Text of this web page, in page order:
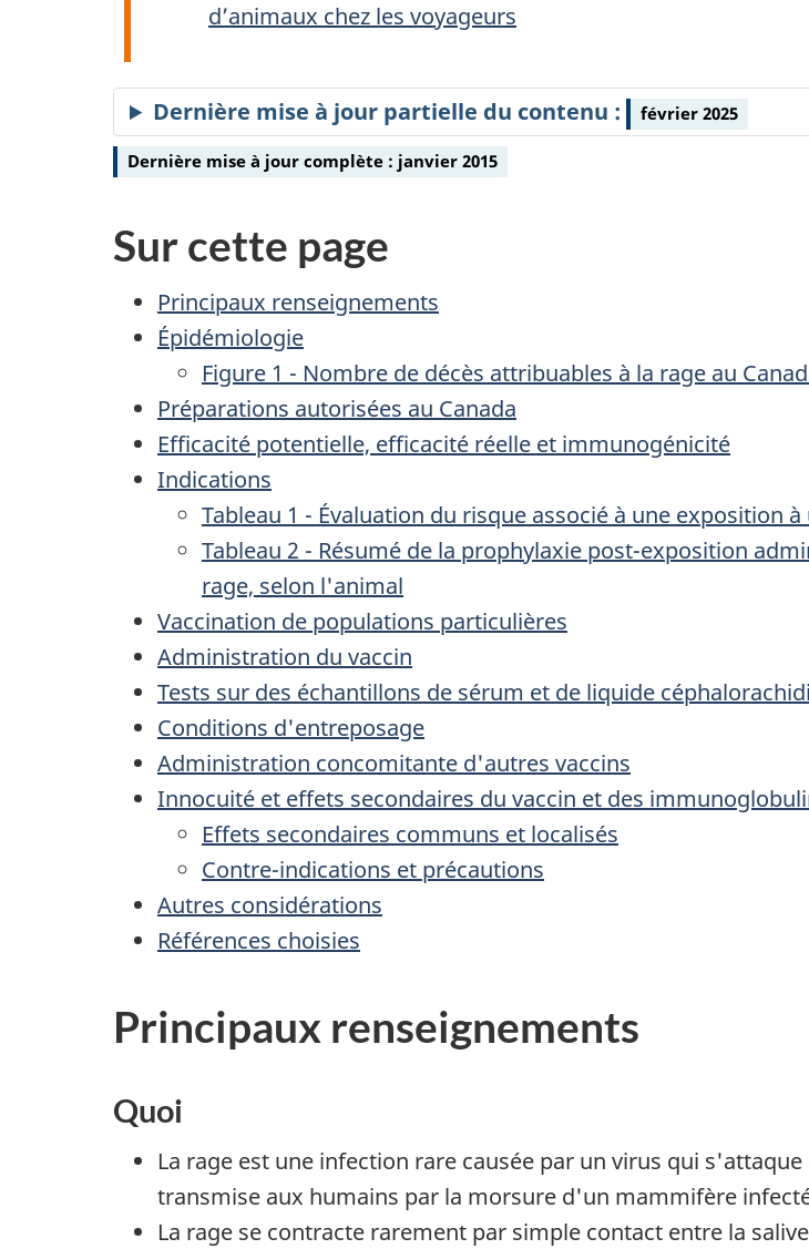
d’animaux chez les voyageurs
Dernière mise à jour partielle du contenu : février 2025
Dernière mise à jour complète : janvier 2015
Sur cette page
Principaux renseignements
Épidémiologie
Figure 1 - Nombre de décès attribuables à la rage au
Préparations autorisées au Canada
Efficacité potentielle, efficacité réelle et immunogénicité
Indications
Tableau 1 - Évaluation du risque associé à une exposition
Tableau 2 - Résumé de la prophylaxie post-exposition
rage, selon l'animal
Vaccination de populations particulières
Administration du vaccin
Tests sur des échantillons de sérum et de liquide
Conditions d'entreposage
Administration concomitante d'autres vaccins
Innocuité et effets secondaires du vaccin et des
Effets secondaires communs et localisés
Contre-indications et précautions
Autres considérations
Références choisies
Principaux renseignements
Quoi
La rage est une infection rare causée par un virus qui
transmise aux humains par la morsure d'un mammifère
La rage se contracte rarement par simple contact entre la